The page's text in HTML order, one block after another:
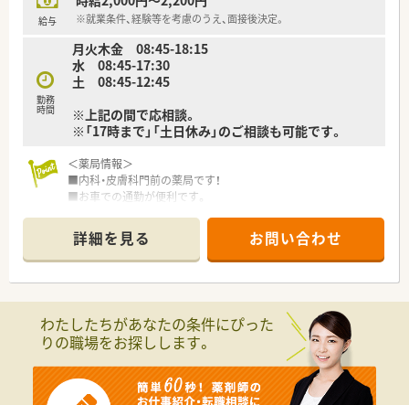
■従業員を制度で縛り付けるのではなく、個々の事情を尊重して
す。
■浜松市内に多くの店舗が集中しているドミナント展開の強み
を活かし、急な欠員時にも即座にヘルプを送れる体制を構築して
【求人情報について】
ご経験やスキルを正当に評価して給与条件を決定いたします。
■年間休日は120日前後を確保しており、年末年始などの長期休
暇も門前クリニックの休診に合わせてしっかりと取得いただけ
ます。
■県外から移住を検討されている方には会社負担で借上げ社宅
を用意しており、引越し費用も含めて手厚いサポートが受けられ
ます。
給与 ※就業条件、経験等を考慮のうえ、面接後決定。
勤務
時間
月火木金 08:45-18:15
水 08:45-17:30
土 08:45-12:45
※上記の間で応相談。
※「17時まで」「土日休み」のご相談も可能です。
＜薬局情報＞
■内科・皮膚科門前の薬局です！
■お車での通勤が便利です。
軽にご相談ください。
＜こんな会社です＞
■全国に店舗展開中の大手調剤薬局グループです。
■自社開発の調剤システムで、現場薬剤師の業務をしっかりとサ
ポート！
自社開発のシステムを導入することで業務効率化を図り、患者様
へより質の高い医療を提供します。
■2020年には業界でいち早くAI技術を駆使したシステムを導
詳細を見る お問い合わせ
わたしたちがあなたの条件にぴった
りの職場をお探しします。